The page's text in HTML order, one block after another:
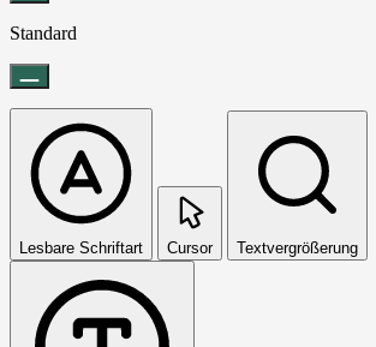
Standard
Lesbare Schriftart Cursor Textvergrößerung